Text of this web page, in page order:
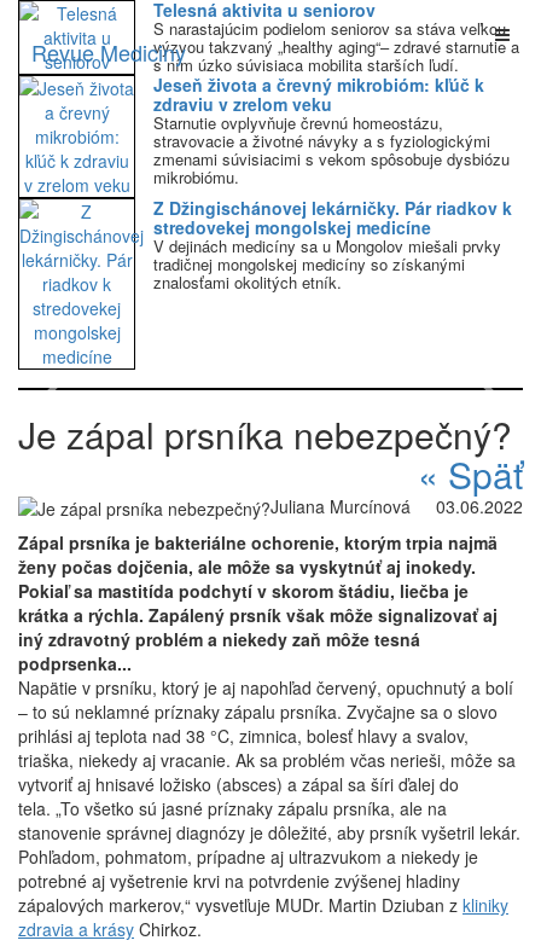
Revue Mediciny
Telesná aktivita u seniorov
S narastajúcim podielom seniorov sa stáva veľkou
výzvou takzvaný „healthy aging“– zdravé starnutie a
s ním úzko súvisiaca mobilita starších ľudí.
Jeseň života a črevný mikrobióm: kľúč k
zdraviu v zrelom veku
Starnutie ovplyvňuje črevnú homeostázu,
stravovacie a životné návyky a s fyziologickými
zmenami súvisiacimi s vekom spôsobuje dysbiózu
mikrobiómu.
Z Džingischánovej lekárničky. Pár riadkov k
stredovekej mongolskej medicíne
V dejinách medicíny sa u Mongolov miešali prvky
tradičnej mongolskej medicíny so získanými
znalosťami okolitých etník.
Je zápal prsníka nebezpečný?
« Späť
Juliana Murcínová
03.06.2022
Zápal prsníka je bakteriálne ochorenie, ktorým trpia najmä
ženy počas dojčenia, ale môže sa vyskytnúť aj inokedy.
Pokiaľ sa mastitída podchytí v skorom štádiu, liečba je
krátka a rýchla. Zapálený prsník však môže signalizovať aj
iný zdravotný problém a niekedy zaň môže tesná
podprsenka...
Napätie v prsníku, ktorý je aj napohľad červený, opuchnutý a bolí
– to sú neklamné príznaky zápalu prsníka. Zvyčajne sa o slovo
prihlási aj teplota nad 38 °C, zimnica, bolesť hlavy a svalov,
triaška, niekedy aj vracanie. Ak sa problém včas nerieši, môže sa
vytvoriť aj hnisavé ložisko (absces) a zápal sa šíri ďalej do
tela. „To všetko sú jasné príznaky zápalu prsníka, ale na
stanovenie správnej diagnózy je dôležité, aby prsník vyšetril lekár.
Pohľadom, pohmatom, prípadne aj ultrazvukom a niekedy je
potrebné aj vyšetrenie krvi na potvrdenie zvýšenej hladiny
zápalových markerov,“ vysvetľuje MUDr. Martin Dziuban z kliniky
zdravia a krásy Chirkoz.